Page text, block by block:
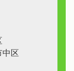
中区